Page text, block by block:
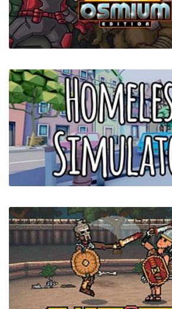
Thief Simulator 2
Sword of the Stars
Homeless